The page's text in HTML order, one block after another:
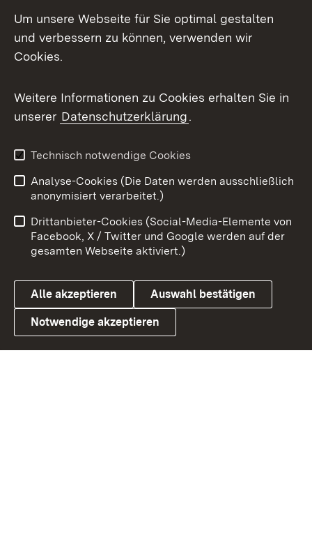
Facebook
X / Twitter
Youtube
Link zum Landesportal
Impressum
Kontakt
Barrierefreiheit
Datenschutz
Cookies
Um unsere Webseite für Sie optimal gestalten
und verbessern zu können, verwenden wir
Cookies.
Weitere Informationen zu Cookies erhalten Sie in
unserer Datenschutzerklärung.
Technisch notwendige Cookies
Analyse-Cookies (Die Daten werden ausschließlich
anonymisiert verarbeitet.)
Drittanbieter-Cookies (Social-Media-Elemente von
Facebook, X / Twitter und Google werden auf der
gesamten Webseite aktiviert.)
Alle akzeptieren Auswahl bestätigen
Notwendige akzeptieren